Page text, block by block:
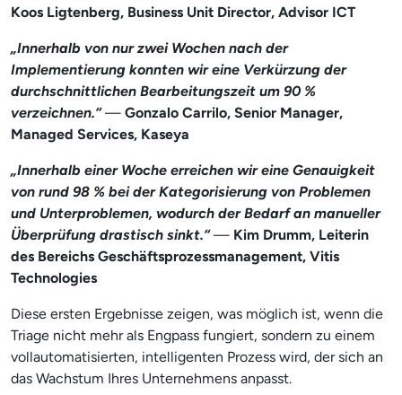
Koos Ligtenberg, Business Unit Director, Advisor ICT
„Innerhalb von nur zwei Wochen nach der
Implementierung konnten wir eine Verkürzung der
durchschnittlichen Bearbeitungszeit um 90 %
verzeichnen.“ — Gonzalo Carrilo, Senior Manager,
Managed Services, Kaseya
„Innerhalb einer Woche erreichen wir eine Genauigkeit
von rund 98 % bei der Kategorisierung von Problemen
und Unterproblemen, wodurch der Bedarf an manueller
Überprüfung drastisch sinkt.“ — Kim Drumm, Leiterin
des Bereichs Geschäftsprozessmanagement, Vitis
Technologies
Diese ersten Ergebnisse zeigen, was möglich ist, wenn die
Triage nicht mehr als Engpass fungiert, sondern zu einem
vollautomatisierten, intelligenten Prozess wird, der sich an
das Wachstum Ihres Unternehmens anpasst.